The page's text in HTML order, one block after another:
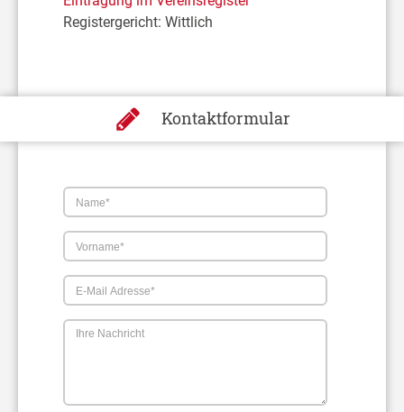
Registergericht: Wittlich
Kontaktformular
Name*
Vorname*
E-
Mail
Adresse*
Ihre